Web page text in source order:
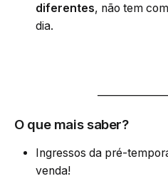
diferentes, não tem
dia.
O que mais saber?
Ingressos da pré-
venda!